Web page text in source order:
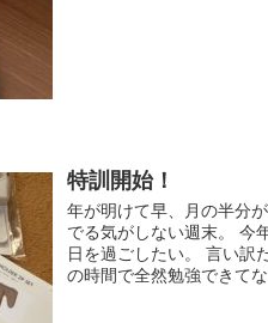
特訓開始！
年が明けて早、月の半分
でる気がしない週末。 今
日を過ごしたい。 言い訳
の時間で全然勉強できて